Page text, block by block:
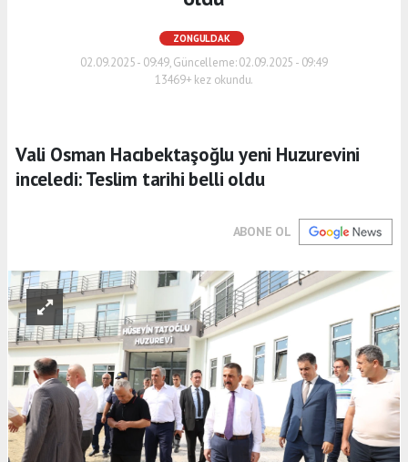
ZONGULDAK
02.09.2025 - 09:49, Güncelleme: 02.09.2025 - 09:49
13469+ kez okundu.
Vali Osman Hacıbektaşoğlu yeni Huzurevini
inceledi: Teslim tarihi belli oldu
ABONE OL